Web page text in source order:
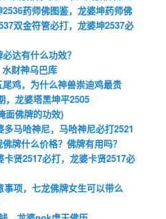
药师佛图鉴，龙婆坤药师佛
双金符管必打，龙婆坤2537必
达有什么功效？
财神乌巴库
鸡，为什么神兽崇迪鸡最贵
，龙婆塔黑坤平2505
面佛牌的功效)
马哈神尼，马哈神尼必打2521
牌什么价格？佛牌有用吗？
贤2517必打，龙婆卡贤2517必
项，七龙佛牌女生可以带么